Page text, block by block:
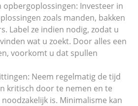
opbergoplossingen: Investeer in
zoals manden, bakken
Label ze indien nodig, zodat u
wat u zoekt. Door alles een
voorkomt u dat spullen
Neem regelmatig de tijd
kritisch door te nemen en te
is. Minimalisme kan